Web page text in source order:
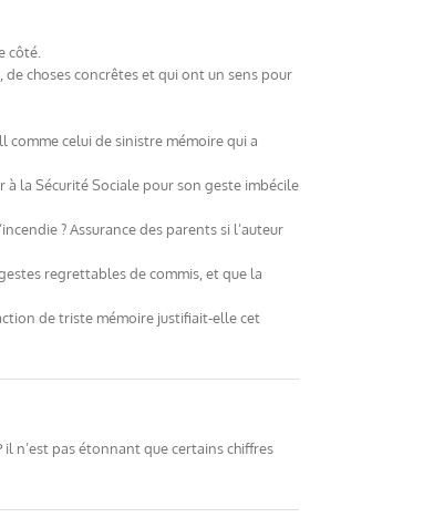
côté.
de choses concrêtes et qui ont un sens pour
celui de sinistre mémoire qui a
à la Sécurité Sociale pour son geste imbécile
? Assurance des parents si l’auteur
regrettables de commis, et que la
de triste mémoire justifiait-elle cet
n’est pas étonnant que certains chiffres